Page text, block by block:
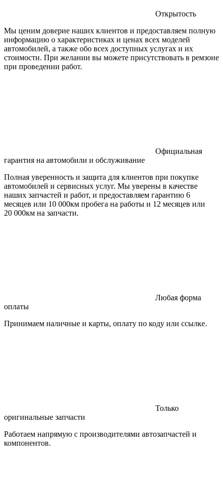
Открытость
Мы ценим доверие наших клиентов и предоставляем полную
информацию о характеристиках и ценах всех моделей
автомобилей, а также обо всех доступных услугах и их
стоимости. При желании вы можете присутствовать в ремзоне
при проведении работ.
Официальная
гарантия на автомобили и обслуживание
Полная уверенность и защита для клиентов при покупке
автомобилей и сервисных услуг. Мы уверены в качестве
наших запчастей и работ, и предоставляем гарантию 6
месяцев или 10 000км пробега на работы и 12 месяцев или
20 000км на запчасти.
Любая форма
оплаты
Принимаем наличные и карты, оплату по коду или ссылке.
Только
оригинальные запчасти
Работаем напрямую с производителями автозапчастей и
компонентов.